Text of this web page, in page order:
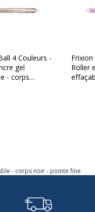
4 Couleurs -
gel
- corps
Roller
- corps noir - pointe fine